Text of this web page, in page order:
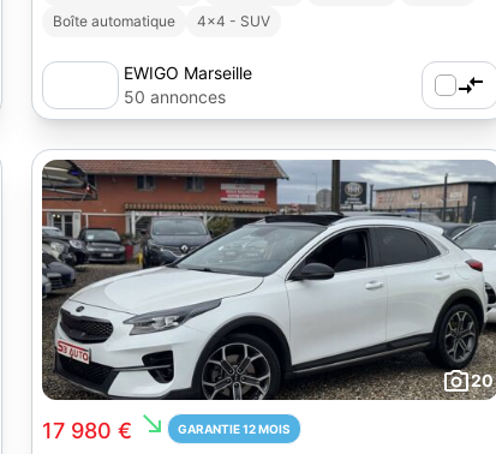
Boîte automatique
4x4 - SUV
EWIGO Marseille
50 annonces
20
17 980 € south_east GARANTIE 12 MOIS